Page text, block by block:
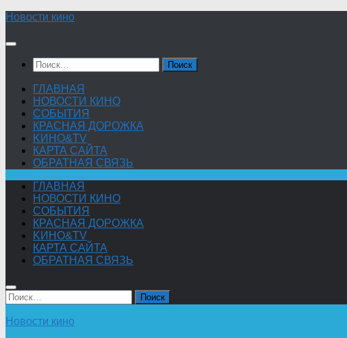
Skip
content
Новости кино
Найти:
ГЛАВНАЯ
НОВОСТИ КИНО
СОБЫТИЯ
КРАСНАЯ ДОРОЖКА
KИНО&TV
КАРТА САЙТА
ОБРАТНАЯ СВЯЗЬ
ГЛАВНАЯ
НОВОСТИ КИНО
СОБЫТИЯ
КРАСНАЯ ДОРОЖКА
KИНО&TV
КАРТА САЙТА
ОБРАТНАЯ СВЯЗЬ
Найти:
Новости кино